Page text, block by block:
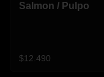
Salmon / Pulpo
$12.490